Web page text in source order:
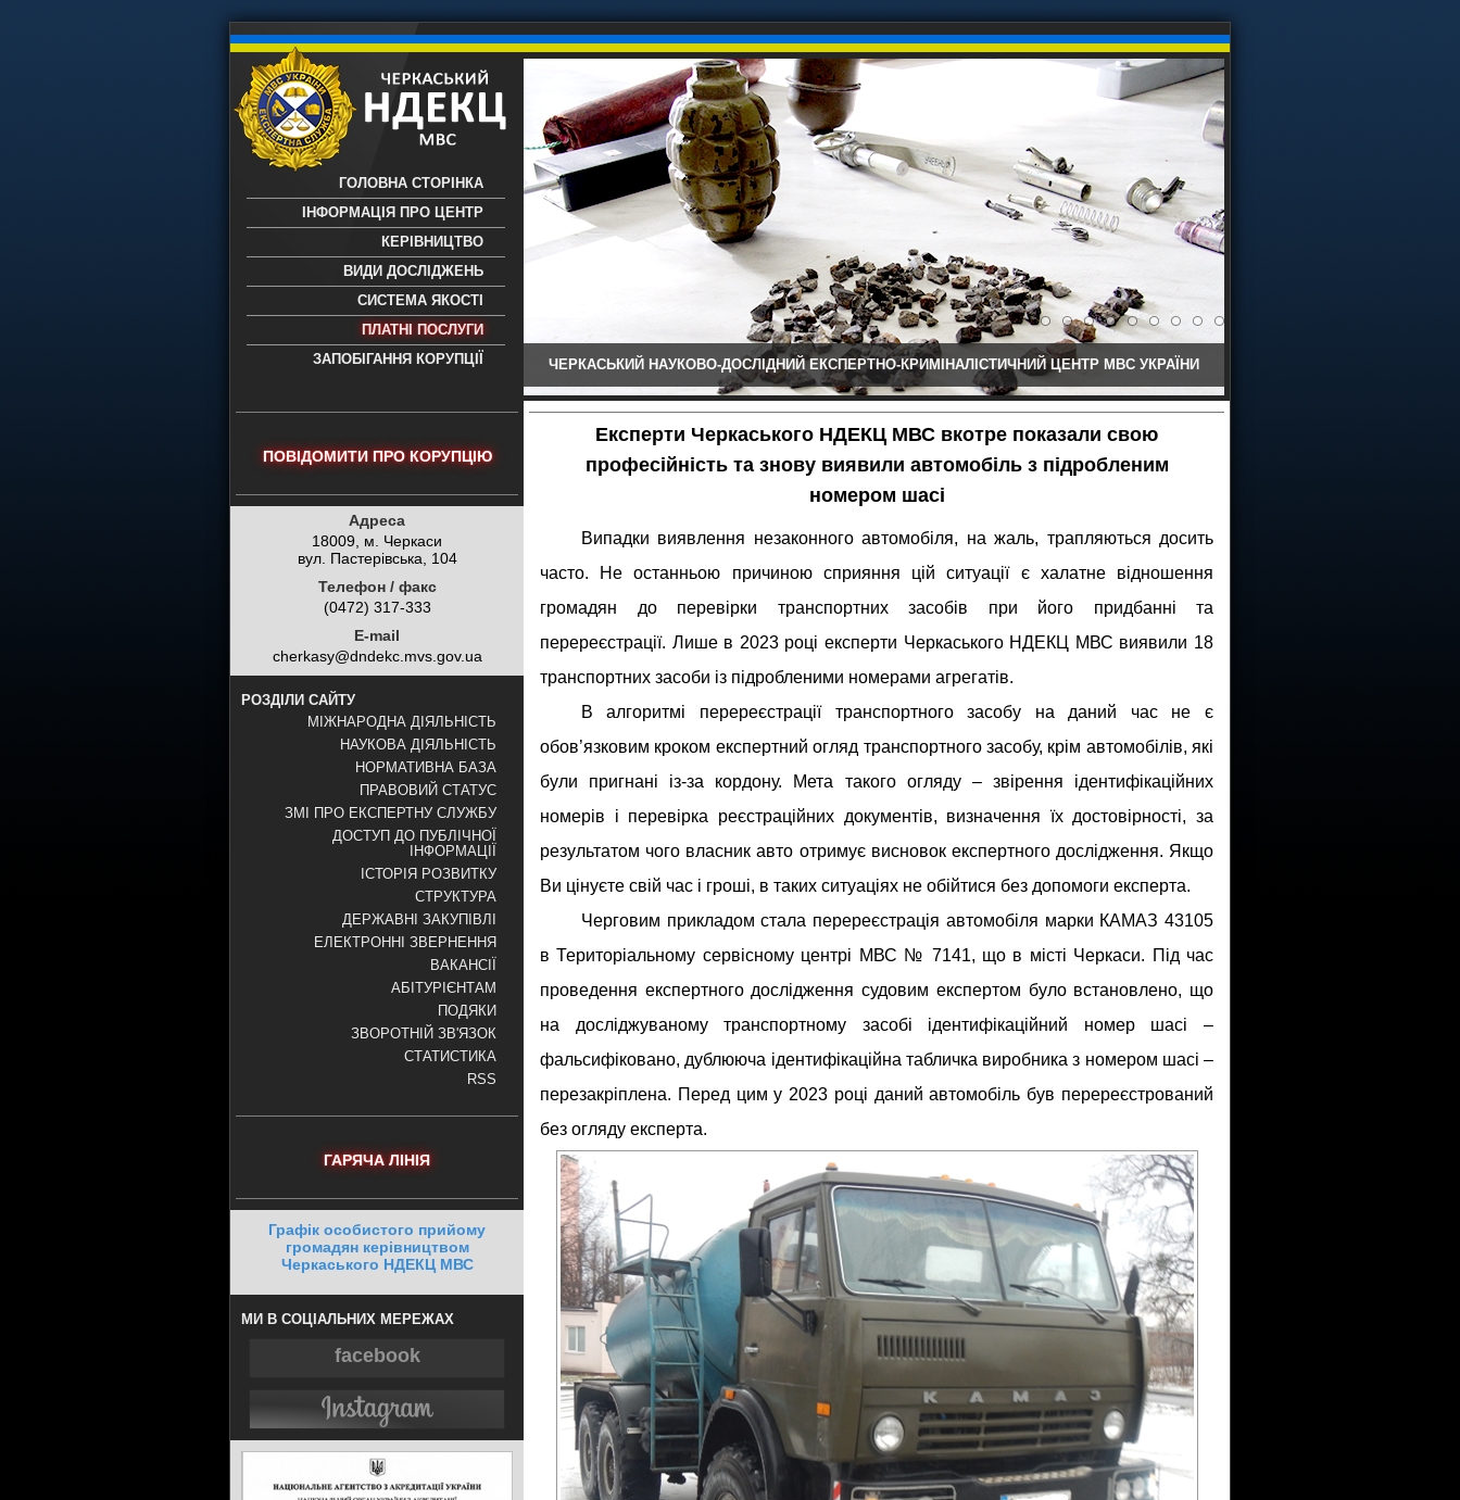
науково-дослідний експертно-
- проведення всих видів судових
експертиз
ГОЛОВНА СТОРІНКА
ІНФОРМАЦІЯ ПРО ЦЕНТР
КЕРІВНИЦТВО
ВИДИ ДОСЛІДЖЕНЬ
СИСТЕМА ЯКОСТІ
ПЛАТНІ ПОСЛУГИ
ЗАПОБІГАННЯ КОРУПЦІЇ
ЧЕРКАСЬКИЙ НАУКОВО-ДОСЛІДНИЙ ЕКСПЕРТНО-КРИМІНАЛІСТИЧНИЙ ЦЕНТР МВС УКРАЇНИ
ПОВІДОМИТИ ПРО КОРУПЦІЮ
Адреса
18009, м. Черкаси
вул. Пастерівська, 104
Телефон / факс
(0472) 317-333
E-mail
cherkasy@dndekc.mvs.gov.ua
РОЗДІЛИ САЙТУ
МІЖНАРОДНА ДІЯЛЬНІСТЬ
НАУКОВА ДІЯЛЬНІСТЬ
НОРМАТИВНА БАЗА
ПРАВОВИЙ СТАТУС
ЗМІ ПРО ЕКСПЕРТНУ СЛУЖБУ
ДОСТУП ДО ПУБЛІЧНОЇ
ІНФОРМАЦІЇ
ІСТОРІЯ РОЗВИТКУ
СТРУКТУРА
ДЕРЖАВНІ ЗАКУПІВЛІ
ЕЛЕКТРОННІ ЗВЕРНЕННЯ
ВАКАНСІЇ
АБІТУРІЄНТАМ
ПОДЯКИ
ЗВОРОТНІЙ ЗВ'ЯЗОК
СТАТИСТИКА
RSS
ГАРЯЧА ЛІНІЯ
Графік особистого прийому
громадян керівництвом
Черкаського НДЕКЦ МВС
МИ В СОЦІАЛЬНИХ МЕРЕЖАХ
facebook
Експерти Черкаського НДЕКЦ МВС вкотре показали свою
професійність та знову виявили автомобіль з підробленим
номером шасі
Випадки виявлення незаконного автомобіля, на жаль, трапляються досить
часто. Не останньою причиною сприяння цій ситуації є халатне відношення
громадян до перевірки транспортних засобів при його придбанні та
перереєстрації. Лише в 2023 році експерти Черкаського НДЕКЦ МВС виявили 18
транспортних засоби із підробленими номерами агрегатів.
В алгоритмі перереєстрації транспортного засобу на даний час не є
обов’язковим кроком експертний огляд транспортного засобу, крім автомобілів, які
були пригнані із-за кордону. Мета такого огляду – звірення ідентифікаційних
номерів і перевірка реєстраційних документів, визначення їх достовірності, за
результатом чого власник авто отримує висновок експертного дослідження. Якщо
Ви цінуєте свій час і гроші, в таких ситуаціях не обійтися без допомоги експерта.
Черговим прикладом стала перереєстрація автомобіля марки КАМАЗ 43105
в Територіальному сервісному центрі МВС № 7141, що в місті Черкаси. Під час
проведення експертного дослідження судовим експертом було встановлено, що
на досліджуваному транспортному засобі ідентифікаційний номер шасі –
фальсифіковано, дублююча ідентифікаційна табличка виробника з номером шасі –
перезакріплена. Перед цим у 2023 році даний автомобіль був перереєстрований
без огляду експерта.